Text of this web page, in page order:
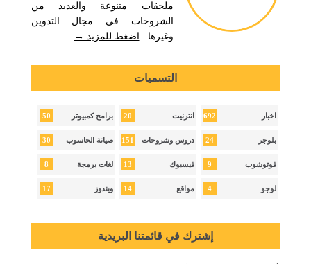
ملحقات متنوعة والعديد من
الشروحات في مجال التدوين
وغيرها... اضغط للمزيد →
التسميات
اخبار 692 انترنيت 20 برامج كمبيوتر 50
بلوجر 24 دروس وشروحات 151 صيانة الحاسوب 30
فوتوشوب 9 فيسبوك 13 لغات برمجة 8
لوجو 4 مواقع 14 ويندوز 17
إشترك في قائمتنا البريدية